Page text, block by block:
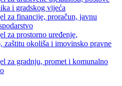
i gradskog vijeća
za financije, proračun, javnu
za prostorno uređenje,
zaštitu okoliša i imovinsko pravne
za gradnju, promet i komunalno